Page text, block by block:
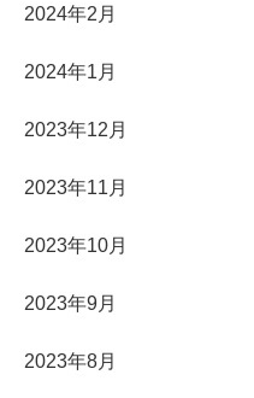
2024年2月
2024年1月
2023年12月
2023年11月
2023年10月
2023年9月
2023年8月